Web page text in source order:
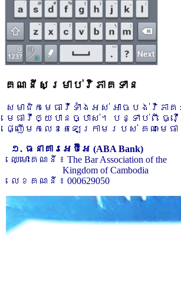
គណនីសម្រាប់វិភាគទាន
សមាជិកមេធាវីទាំងអស់ អាចបង់វិភា
មេធាវីឲ្យបានច្បាស់។ បន្ទាប់ពី
ផ្ញើមកលេខតេឡេក្រាមរបស់ គណៈមេធា
១. ធនាគារអេប៊ីអេ (ABA Bank)
ឈ្មោះគណនី ៖ The Bar Association of the
Kingdom of Cambodia
លេខគណនី ៖ 000629050